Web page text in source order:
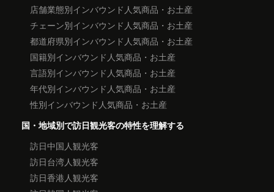
店舗業態別インバウンド人気商品・お土産
チェーン別インバウンド人気商品・お土産
都道府県別インバウンド人気商品・お土産
国籍別インバウンド人気商品・お土産
言語別インバウンド人気商品・お土産
年代別インバウンド人気商品・お土産
性別インバウンド人気商品・お土産
国・地域別で訪日観光客の特性を理解する
訪日中国人観光客
訪日台湾人観光客
訪日香港人観光客